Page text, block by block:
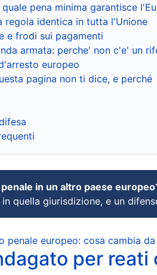
pena minima garantisce
regola identica in tutta l'Unione
e frodi sui pagamenti
armata: perche' non c'e' un
europeo
pagina non ti dice, e perché
in un altro paese
quella giurisdizione, e un
penale europeo: cosa cambia da
per reati